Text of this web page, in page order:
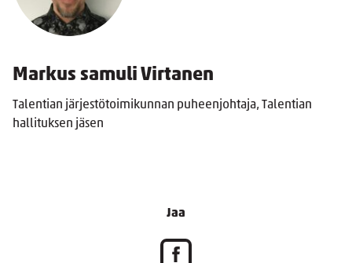
Markus samuli Virtanen
Talentian järjestötoimikunnan puheenjohtaja, Talentian
hallituksen jäsen
Jaa